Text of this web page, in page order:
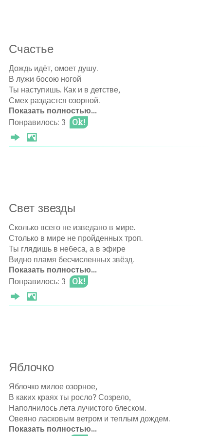
авторизированныепользователи
Счастье
Дождь идёт, омоет душу.
В лужи босою ногой
Ты наступишь. Как и в детстве,
Смех раздастся озорной.
Сколько б не было печали,
И тревог уже не счесть.
Ты тоску не замечаешь,
Есть у счастья только путь.
Оставлять комментарии могут только
авторизированныепользователи
Показать полностью...
Понравилось: 3
Ok!
Свет звезды
Сколько всего не изведано в мире.
Столько в мире не пройденных троп.
Ты глядишь в небеса, а в эфире
Видно пламя бесчисленных звёзд.
Ты утонешь пытаясь постичь их.
Свет так ярок, и так же далек,
И огонь их тебя не согреет.
И проник он в тебя навсегда.
Оставлять комментарии могут только
Показать полностью...
Понравилось: 3
Ok!
Яблочко
Яблочко милое озорное,
В каких краях ты росло? Созрело,
Наполнилось лета лучистого блеском.
Овеяно ласковым ветром и теплым дождем.
Показать полностью...